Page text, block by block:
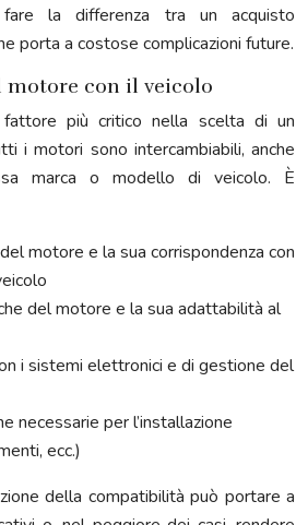
la differenza tra un acquisto
porta a costose complicazioni future.
con il veicolo
più critico nella scelta di un
i motori sono intercambiabili, anche
marca o modello di veicolo. È
motore e la sua corrispondenza con
del motore e la sua adattabilità al
i sistemi elettronici e di gestione del
necessarie per l’installazione
ecc.)
della compatibilità può portare a